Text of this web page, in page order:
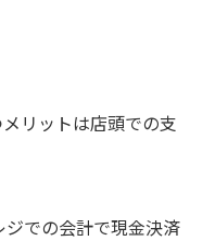
リットは店頭での支
ジでの会計で現金決済